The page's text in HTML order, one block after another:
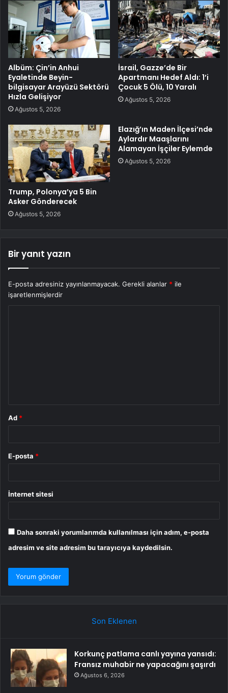
Albüm: Çin’in Anhui
Eyaletinde Beyin-
bilgisayar Arayüzü Sektörü
Hızla Gelişiyor
Ağustos 5, 2026
İsrail, Gazze’de Bir
Apartmanı Hedef Aldı: 1’i
Çocuk 5 Ölü, 10 Yaralı
Ağustos 5, 2026
Trump, Polonya’ya 5 Bin
Asker Gönderecek
Ağustos 5, 2026
Elazığ’ın Maden İlçesi’nde
Aylardır Maaşlarını
Alamayan İşçiler Eylemde
Ağustos 5, 2026
Bir yanıt yazın
E-posta adresiniz yayınlanmayacak. Gerekli alanlar * ile
işaretlenmişlerdir
Ad *
E-posta *
İnternet sitesi
Daha sonraki yorumlarımda kullanılması için adım, e-posta
adresim ve site adresim bu tarayıcıya kaydedilsin.
Son Eklenen
Korkunç patlama canlı yayına yansıdı:
Fransız muhabir ne yapacağını şaşırdı
Ağustos 6, 2026